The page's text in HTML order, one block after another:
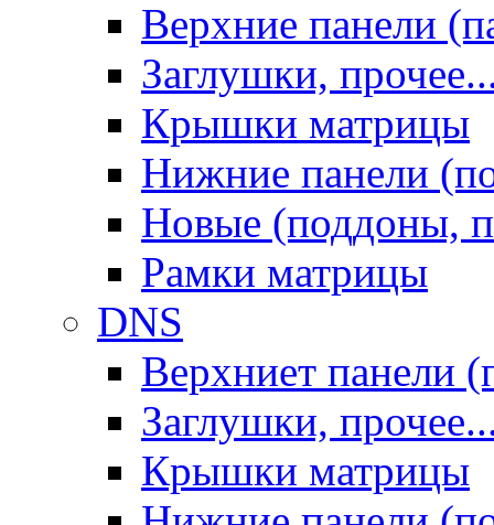
Верхние панели
Заглушки,
Крышки матрицы
Нижние панели
Новые (поддоны,
Рамки матрицы
DNS
Верхниет панели
Заглушки,
Крышки матрицы